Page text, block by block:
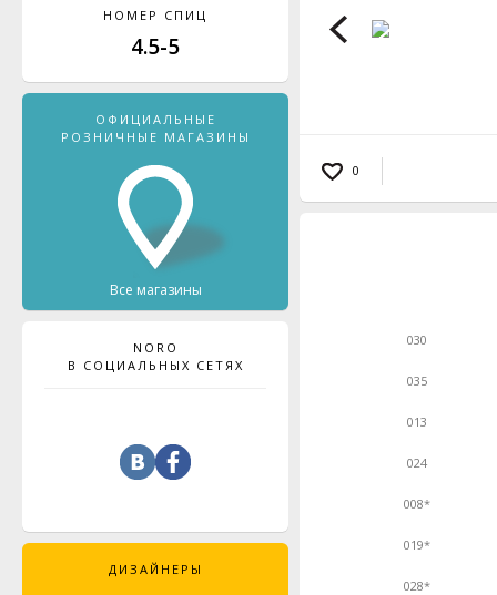
НОМЕР СПИЦ
4.5-5
ОФИЦИАЛЬНЫЕ
РОЗНИЧНЫЕ МАГАЗИНЫ
Все магазины
NORO
В СОЦИАЛЬНЫХ СЕТЯХ
ДИЗАЙНЕРЫ
0
030
035
013
024
008*
019*
028*